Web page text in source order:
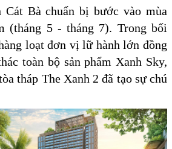
Bà chuẩn bị bước vào mùa
(tháng 5 - tháng 7). Trong bối
loạt đơn vị lữ hành lớn đồng
toàn bộ sản phẩm Xanh Sky,
tháp The Xanh 2 đã tạo sự chú